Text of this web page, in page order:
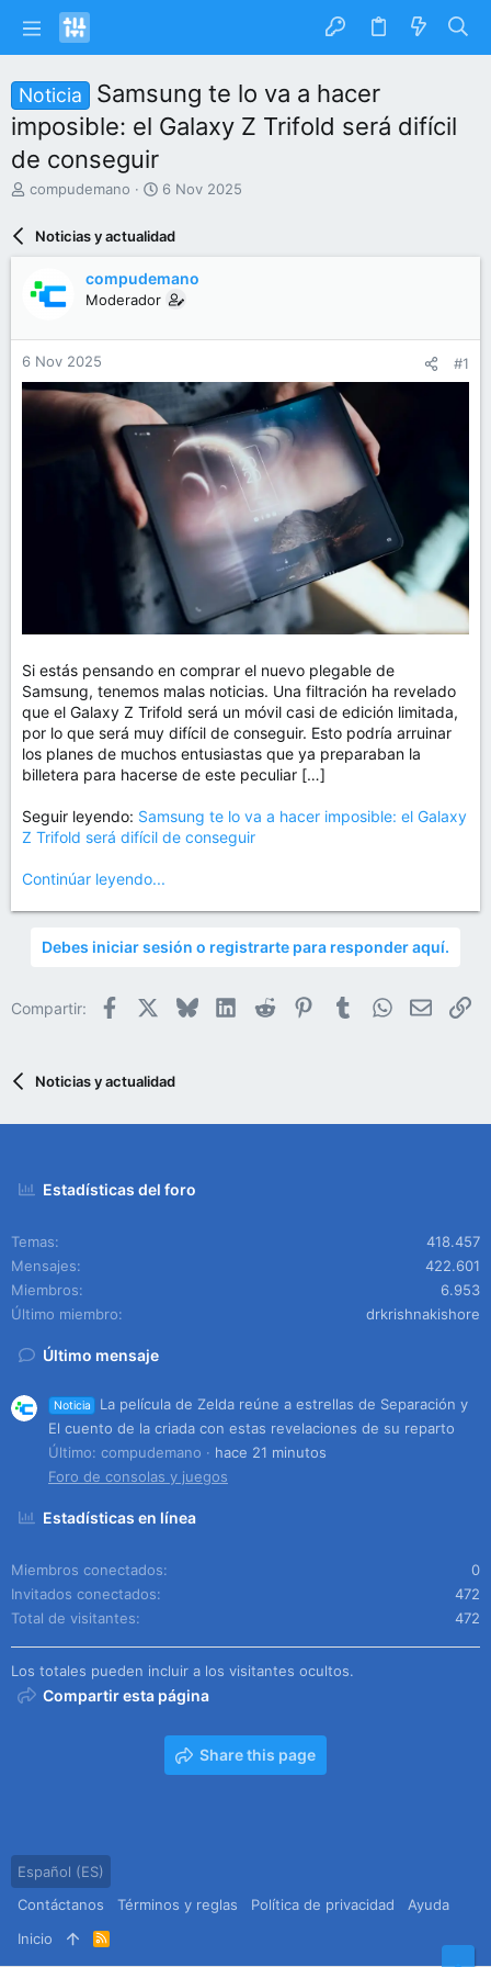
Noticia
Samsung te lo va a hacer
imposible: el Galaxy Z Trifold será difícil
de conseguir
I
a
r
d
e
l
compudemano
F
h
d
e
n
c
o
6 Nov 2025
Noticias y actualidad
compudemano
Moderador
6 Nov 2025 #1
Si estás pensando en comprar el nuevo plegable de
Samsung, tenemos malas noticias. Una filtración ha revelado
que el Galaxy Z Trifold será un móvil casi de edición limitada,
por lo que será muy difícil de conseguir. Esto podría arruinar
los planes de muchos entusiastas que ya preparaban la
billetera para hacerse de este peculiar […]
Seguir leyendo: Samsung te lo va a hacer imposible: el Galaxy
Z Trifold será difícil de conseguir
Continúar leyendo...
Debes iniciar sesión o registrarte para responder aquí.
Compartir: Facebook BlueskyLinkedIn
Reddit PinterestTumblrWhatsApp
Email
Noticias y actualidad
Estadísticas del foro
Temas
418.457
Mensajes
422.601
Miembros
6.953
Último miembro
drkrishnakishore
Último mensaje
Noticia
La película de Zelda reúne a estrellas de Separación y
El cuento de la criada con estas revelaciones de su reparto
Último: compudemano
hace 21 minutos
Foro de consolas y juegos
Estadísticas en línea
Miembros conectados
0
Invitados conectados
472
Total de visitantes
472
Los totales pueden incluir a los visitantes ocultos.
Compartir esta página
Share this page
Español (ES)
Contáctanos
Términos y reglas Política de privacidad
Ayuda
Inicio
R